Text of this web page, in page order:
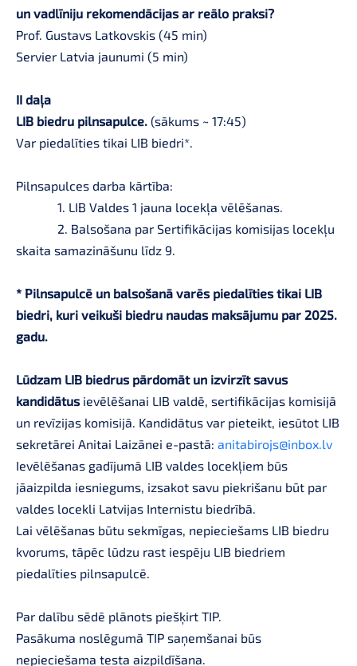
un vadlīniju rekomendācijas ar reālo praksi?
Prof. Gustavs Latkovskis (45 min)
Servier Latvia jaunumi (5 min)
II daļa
LIB biedru pilnsapulce. (sākums ~ 17:45)
Var piedalīties tikai LIB biedri*.
Pilnsapulces darba kārtība:
1. LIB Valdes 1 jauna locekļa vēlēšanas.
2. Balsošana par Sertifikācijas komisijas locekļu
skaita samazināšunu līdz 9.
* Pilnsapulcē un balsošanā varēs piedalīties tikai LIB
biedri, kuri veikuši biedru naudas maksājumu par 2025.
gadu.
Lūdzam LIB biedrus pārdomāt un izvirzīt savus
kandidātus ievēlēšanai LIB valdē, sertifikācijas komisijā
un revīzijas komisijā. Kandidātus var pieteikt, iesūtot LIB
sekretārei Anitai Laizānei e-pastā: anitabirojs@inbox.lv
Ievēlēšanas gadījumā LIB valdes locekļiem būs
jāaizpilda iesniegums, izsakot savu piekrišanu būt par
valdes locekli Latvijas Internistu biedrībā.
Lai vēlēšanas būtu sekmīgas, nepieciešams LIB biedru
kvorums, tāpēc lūdzu rast iespēju LIB biedriem
piedalīties pilnsapulcē.
Par dalību sēdē plānots piešķirt TIP.
Pasākuma noslēgumā TIP saņemšanai būs
nepieciešama testa aizpildīšana.